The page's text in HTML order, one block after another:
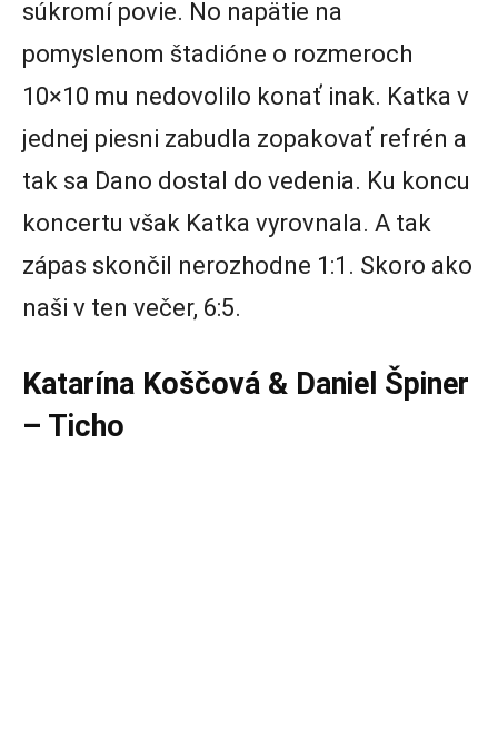
súkromí povie. No napätie na
pomyslenom štadióne o rozmeroch
10×10 mu nedovolilo konať inak. Katka v
jednej piesni zabudla zopakovať refrén a
tak sa Dano dostal do vedenia. Ku koncu
koncertu však Katka vyrovnala. A tak
zápas skončil nerozhodne 1:1. Skoro ako
naši v ten večer, 6:5.
Katarína Koščová & Daniel Špiner
– Ticho